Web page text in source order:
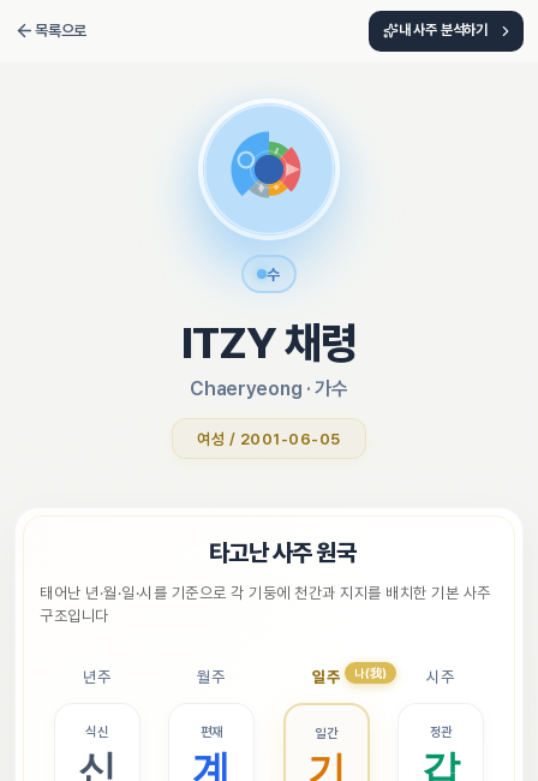
목록으로 내 사주 분석하기
수
ITZY 채령
Chaeryeong · 가수
여성 / 2001-06-05
타고난 사주 원국
태어난 년·월·일·시를 기준으로 각 기둥에 천간과 지지를 배치한 기본 사주
구조입니다
시주
정관
갑
일주
일간
기
나(我)
월주
편재
계
년주
식신
신